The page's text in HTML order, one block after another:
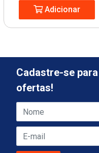
Adicionar
Cadastre-se
ofertas!